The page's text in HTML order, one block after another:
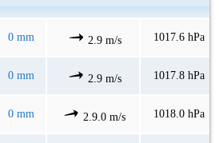
0 mm 2.9 m/s 1017.6 hPa
0 mm 2.9 m/s 1017.8 hPa
0 mm 2.9.0 m/s 1018.0 hPa